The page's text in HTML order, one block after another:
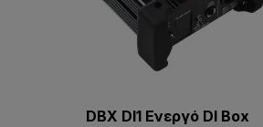
DBX DI1 Ενεργό DI Box